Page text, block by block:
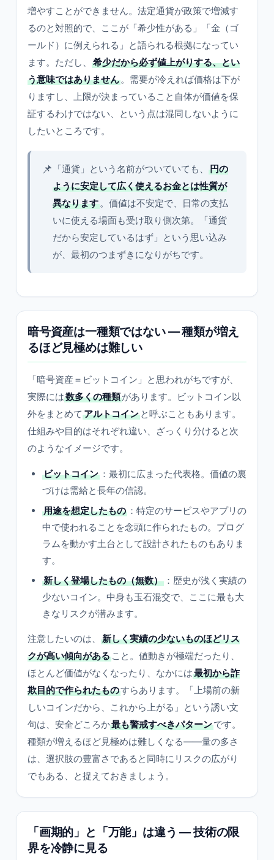
増やすことができません。法定通貨が政策で増減す
るのと対照的で、ここが「希少性がある」「金（ゴ
ールド）に例えられる」と語られる根拠になってい
ます。ただし、
希少だから必ず値上がりする、とい
う意味ではありません。需要が冷えれば価格は下が
りますし、上限が決まっていること自体が価値を保
証するわけではない、という点は混同しないように
したいところです。
📌 「通貨」という名前がついていても、
円の
ように安定して広く使えるお金とは性質が
異なります。価値は不安定で、日常の支払
いに使える場面も受け取り側次第。「通貨
だから安定しているはず」という思い込み
が、最初のつまずきになりがちです。
暗号資産は一種類ではない — 種類が増え
るほど見極めは難しい
「暗号資産＝ビットコイン」と思われがちですが、
実際には数多くの種類があります。ビットコイン以
外をまとめて アルトコイン と呼ぶこともあります。
仕組みや目的はそれぞれ違い、ざっくり分けると次
のようなイメージです。
ビットコイン ：最初に広まった代表格。価値の裏
づけは需給と長年の信認。
用途を想定したもの ：特定のサービスやアプリの
中で使われることを念頭に作られたもの。プログ
ラムを動かす土台として設計されたものもありま
す。
新しく登場したもの（無数） ：歴史が浅く実績の
少ないコイン。中身も玉石混交で、ここに最も大
きなリスクが潜みます。
注意したいのは、
新しく実績の少ないものほどリス
クが高い傾向がある こと。値動きが極端だったり、
ほとんど価値がなくなったり、なかには最初から詐
欺目的で作られたものすらあります。「上場前の新
しいコインだから、これから上がる」という誘い文
句は、安全どころか最も警戒すべきパターンです。
種類が増えるほど見極めは難しくなる——量の多さ
は、選択肢の豊富さであると同時にリスクの広がり
でもある、と捉えておきましょう。
「画期的」と「万能」は違う — 技術の限
界を冷静に見る